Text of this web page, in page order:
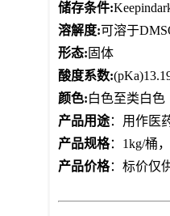
储存条件:
溶解度:可溶于
形态: 固体
酸度系数:
颜色:白色至类白色
产品用途：用作医
产品规格：1kg/桶
产品价格：标价仅